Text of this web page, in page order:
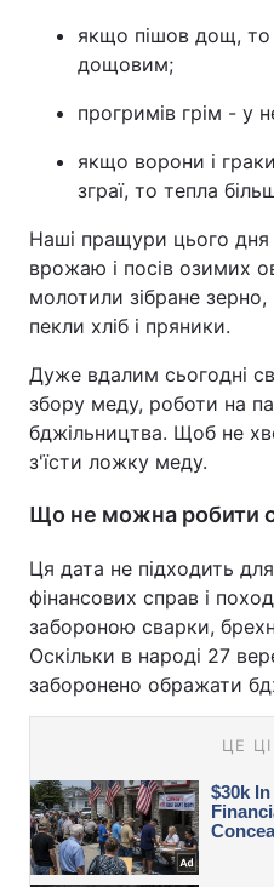
якщо пішов дощ, то
дощовим;
прогримів грім - у
якщо ворони і
зграї, то тепла
Наші пращури цього дня
врожаю і посів озимих
молотили зібране
пекли хліб і пряники.
Дуже вдалим сьогодні
збору меду, роботи на
бджільництва. Щоб не
з'їсти ложку меду.
Що не можна робити
Ця дата не підходить
фінансових справ і
забороною сварки,
Оскільки в народі 27
заборонено ображати